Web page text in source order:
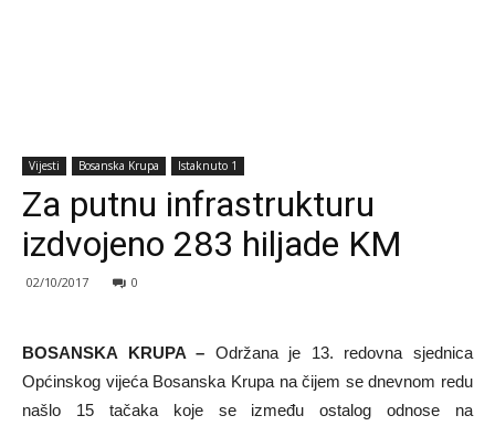
Vijesti Bosanska Krupa Istaknuto 1
Za putnu infrastrukturu
izdvojeno 283 hiljade KM
02/10/2017 0
BOSANSKA KRUPA – Održana je 13. redovna sjednica
Općinskog vijeća Bosanska Krupa na čijem se dnevnom redu
našlo 15 tačaka koje se između ostalog odnose na